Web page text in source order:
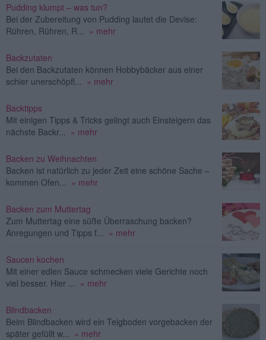
Pudding klumpt – was tun?
Bei der Zubereitung von Pudding lautet die Devise:
Rühren, Rühren, R...
» mehr
Backzutaten
Bei den Backzutaten können Hobbybäcker aus einer
schier unerschöpfl...
» mehr
Backtipps
Mit einigen Tipps & Tricks gelingt auch Einsteigern das
nächste Backr...
» mehr
Backen zu Weihnachten
Backen ist natürlich zu jeder Zeit eine schöne Sache –
kommen Ofen...
» mehr
Backen zum Muttertag
Zum Muttertag eine süße Überraschung backen?
Anregungen und Tipps f...
» mehr
Saucen kochen
Mit einer edlen Sauce schmecken viele Gerichte noch
viel besser. Hier ...
» mehr
Blindbacken
Beim Blindbacken wird ein Teigboden vorgebacken der
später gefüllt w...
» mehr